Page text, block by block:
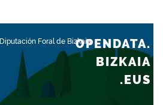
Diputación Foral de BizkaiaOPENDATA.
BIZKAIA
.EUS